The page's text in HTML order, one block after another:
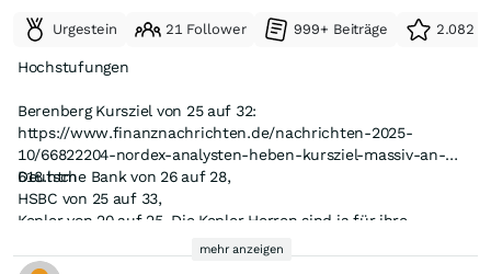
Urgestein 21 Follower 999+ Beiträge 2.082
Hochstufungen
Berenberg Kursziel von 25 auf 32:
https://www.finanznachrichten.de/nachrichten-2025-
10/66822204-nordex-analysten-heben-kursziel-massiv-an-
618.htm
Deutsche Bank von 26 auf 28,
HSBC von 25 auf 33,
Kepler von 20 auf 25. Die Kepler Herren sind ja für ihre
"Treffsicherheit" bekannt. Ihr letztes Ruhmesblatt vom
30.06.2025: "Nordex Aktie zu teuer Kepler sorgt fuer Abverkauf"
mehr anzeigen